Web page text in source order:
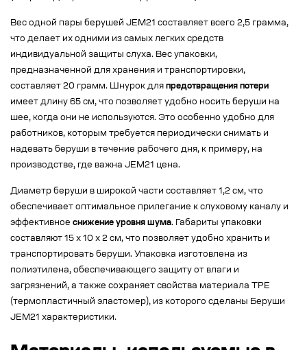
Вес одной пары берушей JEM21 составляет всего 2,5 грамма,
что делает их одними из самых легких средств
индивидуальной защиты слуха. Вес упаковки,
предназначенной для хранения и транспортировки,
составляет 20 грамм. Шнурок для предотвращения потери
имеет длину 65 см, что позволяет удобно носить беруши на
шее, когда они не используются. Это особенно удобно для
работников, которым требуется периодически снимать и
надевать беруши в течение рабочего дня, к примеру, на
производстве, где важна JEM21 цена.
Диаметр беруши в широкой части составляет 1,2 см, что
обеспечивает оптимальное прилегание к слуховому каналу и
эффективное снижение уровня шума. Габариты упаковки
составляют 15 х 10 х 2 см, что позволяет удобно хранить и
транспортировать беруши. Упаковка изготовлена из
полиэтилена, обеспечивающего защиту от влаги и
загрязнений, а также сохраняет свойства материала TPE
(термопластичный эластомер), из которого сделаны Беруши
JEM21 характеристики.